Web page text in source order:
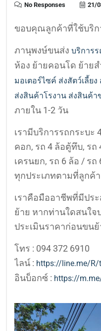
No Responses 21/
ขอบคุณลูกค้าที่ใช้บริก
ภานุพงษ์ขนส่ง บริการ
ห้อง ย้ายคอนโด ย้าย
มอเตอร์ไซค์ ส่งสัตว์เลี้ยง
ส่งสินค้าโรงาน ส่งสินค้
ภายใน 1-2 วัน
เรามีบริการรถกระบะ
คอก, รถ 4 ล้อตู้ทึบ, รถ
เครนยก, รถ 6 ล้อ / ร
ทุกประเภทตามที่ลูกค้า
เราคือมืออาชีพที่มีปร
ย้าย หากท่านใดสนใจ
ประเมินราคาก่อนขน
โทร : 094 372 6910
ไลน์ : https://line.me/
อินบ็อกซ์ : https://